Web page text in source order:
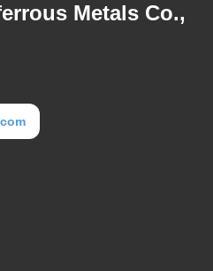
Metals Co.,